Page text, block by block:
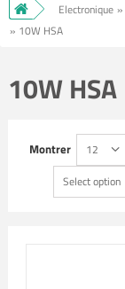
Electronique »
» 10W HSA
10W HSA
Montrer 12
Select option